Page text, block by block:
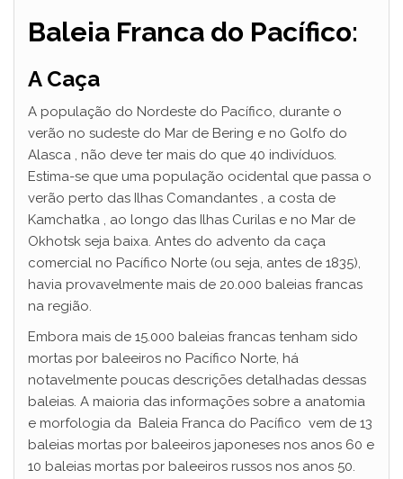
Baleia Franca do Pacífico:
A Caça
A população do Nordeste do Pacífico, durante o
verão no sudeste do Mar de Bering e no Golfo do
Alasca , não deve ter mais do que 40 indivíduos.
Estima-se que uma população ocidental que passa o
verão perto das Ilhas Comandantes , a costa de
Kamchatka , ao longo das Ilhas Curilas e no Mar de
Okhotsk seja baixa. Antes do advento da caça
comercial no Pacífico Norte (ou seja, antes de 1835),
havia provavelmente mais de 20.000 baleias francas
na região.
Embora mais de 15.000 baleias francas tenham sido
mortas por baleeiros no Pacífico Norte, há
notavelmente poucas descrições detalhadas dessas
baleias. A maioria das informações sobre a anatomia
e morfologia da Baleia Franca do Pacífico vem de 13
baleias mortas por baleeiros japoneses nos anos 60 e
10 baleias mortas por baleeiros russos nos anos 50.